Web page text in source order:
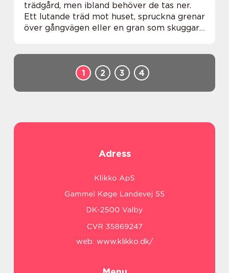
trädgård, men ibland behöver de tas ner.
Ett lutande träd mot huset, spruckna grenar
över gångvägen eller en gran som skuggar
1 2 3 4
Adress
web: www.klikko.dk/